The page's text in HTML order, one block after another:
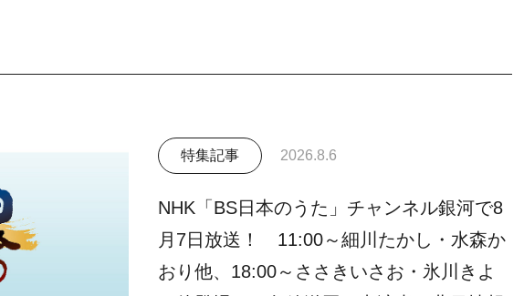
特集記事 2026.8.6
NHK「BS日本のうた」チャンネル銀河で8
月7日放送！ 11:00～細川たかし・水森か
おり他、18:00～ささきいさお・氷川きよ